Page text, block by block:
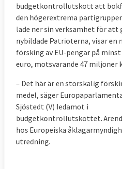
budgetkontrollutskott att
den högerextrema
lade ner sin verksamhet för att
nybildade Patrioterna, visar en
försking av EU-pengar på
euro, motsvarande 47 miljoner
– Det här är en storskalig
medel, säger
Sjöstedt (V) ledamot i
budgetkontrollutskottet.
hos Europeiska
utredning.